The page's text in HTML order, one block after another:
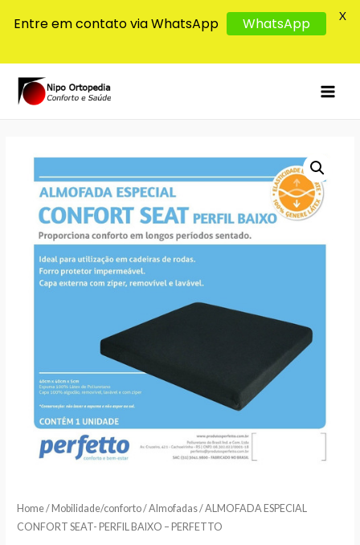
Home/ Mobilidade/conforto/Almofadas/ ALMOFADA ESPECIAL
CONFORT SEAT- PERFIL BAIXO – PERFETTO
Entre em contato via WhatsApp WhatsApp X